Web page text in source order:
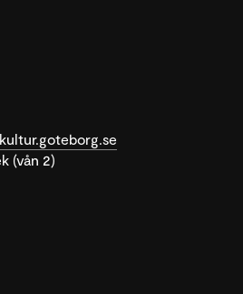
(vån 2)